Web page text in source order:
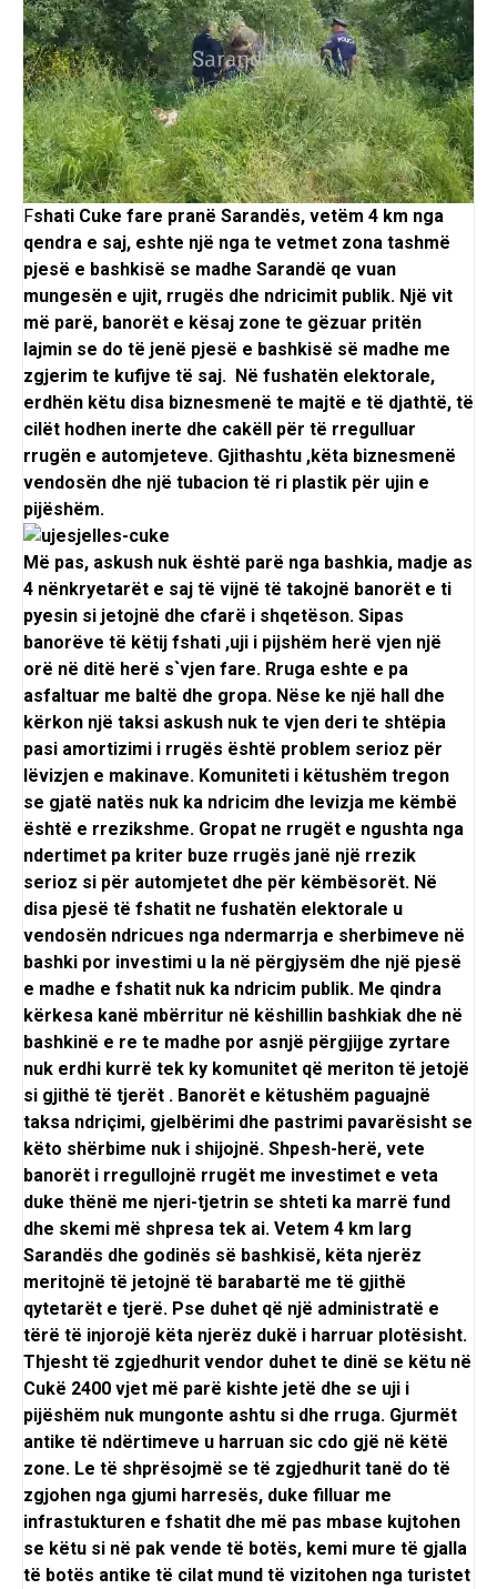
Fshati Cuke fare pranë Sarandës, vetëm 4 km nga
qendra e saj, eshte një nga te vetmet zona tashmë
pjesë e bashkisë se madhe Sarandë qe vuan
mungesën e ujit, rrugës dhe ndricimit publik. Një vit
më parë, banorët e kësaj zone te gëzuar pritën
lajmin se do të jenë pjesë e bashkisë së madhe me
zgjerim te kufijve të saj. Në fushatën elektorale,
erdhën këtu disa biznesmenë te majtë e të djathtë, të
cilët hodhen inerte dhe cakëll për të rregulluar
rrugën e automjeteve. Gjithashtu ,këta biznesmenë
vendosën dhe një tubacion të ri plastik për ujin e
pijëshëm.
Më pas, askush nuk është parë nga bashkia, madje as
4 nënkryetarët e saj të vijnë të takojnë banorët e ti
pyesin si jetojnë dhe cfarë i shqetëson. Sipas
banorëve të këtij fshati ,uji i pijshëm herë vjen një
orë në ditë herë s`vjen fare. Rruga eshte e pa
asfaltuar me baltë dhe gropa. Nëse ke një hall dhe
kërkon një taksi askush nuk te vjen deri te shtëpia
pasi amortizimi i rrugës është problem serioz për
lëvizjen e makinave. Komuniteti i këtushëm tregon
se gjatë natës nuk ka ndricim dhe levizja me këmbë
është e rrezikshme. Gropat ne rrugët e ngushta nga
ndertimet pa kriter buze rrugës janë një rrezik
serioz si për automjetet dhe për këmbësorët. Në
disa pjesë të fshatit ne fushatën elektorale u
vendosën ndricues nga ndermarrja e sherbimeve në
bashki por investimi u la në përgjysëm dhe një pjesë
e madhe e fshatit nuk ka ndricim publik. Me qindra
kërkesa kanë mbërritur në këshillin bashkiak dhe në
bashkinë e re te madhe por asnjë përgjijge zyrtare
nuk erdhi kurrë tek ky komunitet që meriton të jetojë
si gjithë të tjerët . Banorët e këtushëm paguajnë
taksa ndriçimi, gjelbërimi dhe pastrimi pavarësisht se
këto shërbime nuk i shijojnë. Shpesh-herë, vete
banorët i rregullojnë rrugët me investimet e veta
duke thënë me njeri-tjetrin se shteti ka marrë fund
dhe skemi më shpresa tek ai. Vetem 4 km larg
Sarandës dhe godinës së bashkisë, këta njerëz
meritojnë të jetojnë të barabartë me të gjithë
qytetarët e tjerë. Pse duhet që një administratë e
tërë të injorojë këta njerëz dukë i harruar plotësisht.
Thjesht të zgjedhurit vendor duhet te dinë se këtu në
Cukë 2400 vjet më parë kishte jetë dhe se uji i
pijëshëm nuk mungonte ashtu si dhe rruga. Gjurmët
antike të ndërtimeve u harruan sic cdo gjë në këtë
zone. Le të shprësojmë se të zgjedhurit tanë do të
zgjohen nga gjumi harresës, duke filluar me
infrastukturen e fshatit dhe më pas mbase kujtohen
se këtu si në pak vende të botës, kemi mure të gjalla
të botës antike të cilat mund të vizitohen nga turistet